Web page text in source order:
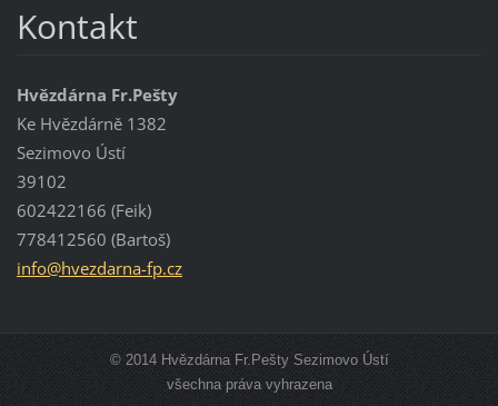
Kontakt
Hvězdárna Fr.Pešty
Ke Hvězdárně 1382
Sezimovo Ústí
39102
602422166 (Feik)
778412560 (Bartoš)
info@hvezdarna-fp.cz
© 2014 Hvězdárna Fr.Pešty Sezimovo Ústí
všechna práva vyhrazena